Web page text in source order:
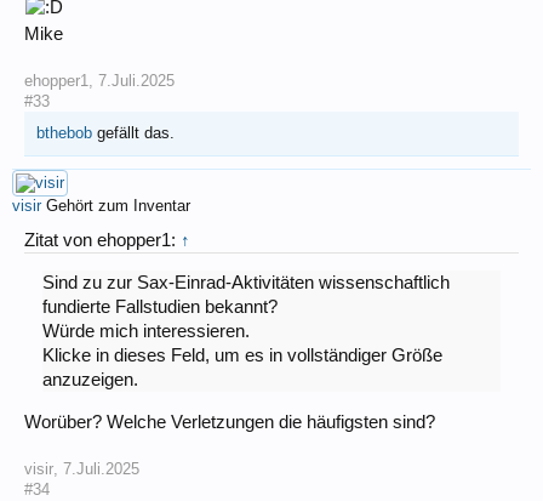
Mike
ehopper1
7.Juli.2025
#33
bthebob gefällt das.
visir Gehört zum Inventar
Zitat von ehopper1: ↑
Sind zu zur Sax-Einrad-Aktivitäten wissenschaftlich
fundierte Fallstudien bekannt?
Würde mich interessieren.
Klicke in dieses Feld, um es in vollständiger Größe
anzuzeigen.
Worüber? Welche Verletzungen die häufigsten sind?
visir, 7.Juli.2025
#34